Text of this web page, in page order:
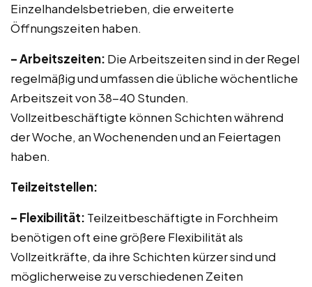
Einzelhandelsbetrieben, die erweiterte
Öffnungszeiten haben.
– Arbeitszeiten: Die Arbeitszeiten sind in der Regel
regelmäßig und umfassen die übliche wöchentliche
Arbeitszeit von 38-40 Stunden.
Vollzeitbeschäftigte können Schichten während
der Woche, an Wochenenden und an Feiertagen
haben.
Teilzeitstellen:
– Flexibilität: Teilzeitbeschäftigte in Forchheim
benötigen oft eine größere Flexibilität als
Vollzeitkräfte, da ihre Schichten kürzer sind und
möglicherweise zu verschiedenen Zeiten